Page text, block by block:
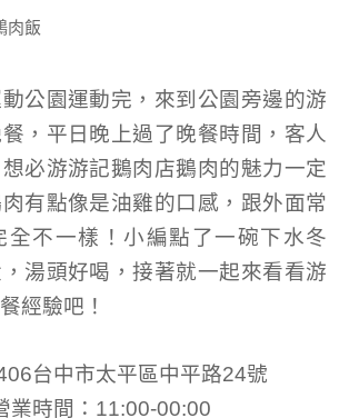
公園運動完，來到公園旁邊的游
，平日晚上過了晚餐時間，客人
必游游記鵝肉店鵝肉的魅力一定
有點像是油雞的口感，跟外面常
全不一樣！小編點了一碗下水冬
湯頭好喝，接著就一起來看看游
經驗吧！
台中市太平區中平路24號
業時間：11:00-00:00